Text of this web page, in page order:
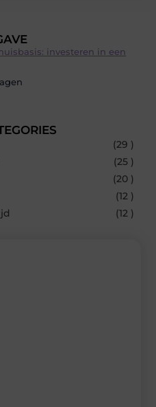
investeren in een
(29 )
(25 )
(20 )
(12 )
(12 )